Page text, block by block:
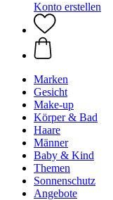
Konto erstellen
Marken
Gesicht
Make-up
Körper & Bad
Haare
Männer
Baby & Kind
Themen
Sonnenschutz
Angebote